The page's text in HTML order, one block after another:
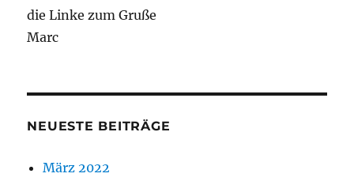
die Linke zum Gruße
Marc
NEUESTE BEITRÄGE
März 2022